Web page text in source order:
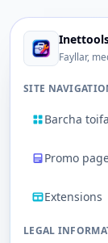
Fayllar,
SITE
Barcha
Promo
Extensions
LEGAL